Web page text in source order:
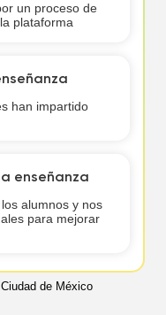
un proceso de
plataforma
han impartido
enseñanza
alumnos y nos
para mejorar
Ciudad de México